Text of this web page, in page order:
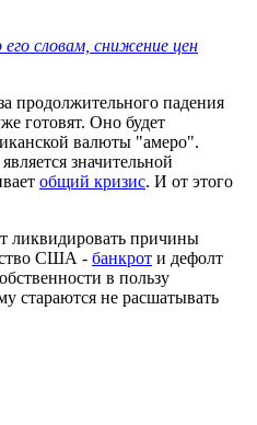
словам, снижение цен
продолжительного падения
готовят. Оно будет
валюты "амеро".
значительной
общий кризис. И от этого
ликвидировать причины
США - банкрот и дефолт
в пользу
стараются не расшатывать